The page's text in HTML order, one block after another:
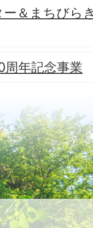
ー＆まちびら
周年記念事業